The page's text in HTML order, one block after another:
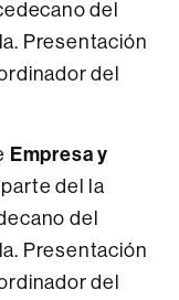
del
Presentación
del
Empresa y
del la
del
Presentación
del